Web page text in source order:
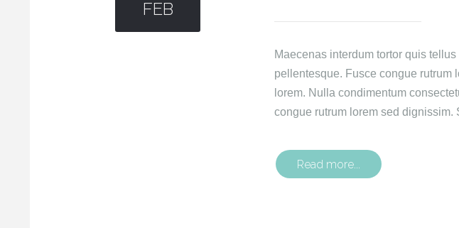
FEB
Maecenas interdum tortor quis
pellentesque. Fusce congue rutrum
lorem. Nulla condimentum
congue rutrum lorem sed
Read more...